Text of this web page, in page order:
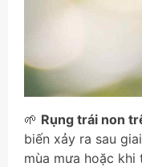
🌱 Rụng trái non
biến xảy ra sau
mùa mưa hoặc